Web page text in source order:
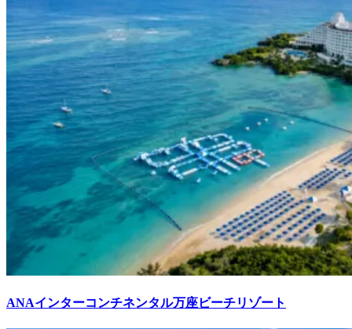
ANAインターコンチネンタル万座ビーチリゾート